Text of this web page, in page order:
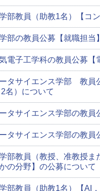
部教員（助教1名）【コ
部の教員公募【就職担当
電子工学科の教員公募
タサイエンス学部 教員
名）について
タサイエンス学部の教
タサイエンス学部の教
部教員（教授、准教授
の分野】の公募について
部教員（助教1名）【AI